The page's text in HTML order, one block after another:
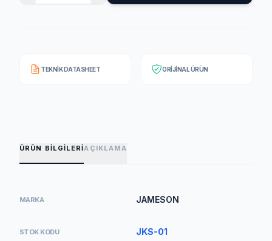
TEKNIK DATASHEET ORIJINAL ÜRÜN
ÜRÜN BILGILERIAÇIKLAMA
MARKA JAMESON
STOK KODU JKS-01